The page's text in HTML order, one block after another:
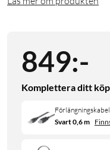
849:-
Komplettera ditt köp
Svart 0,6 m